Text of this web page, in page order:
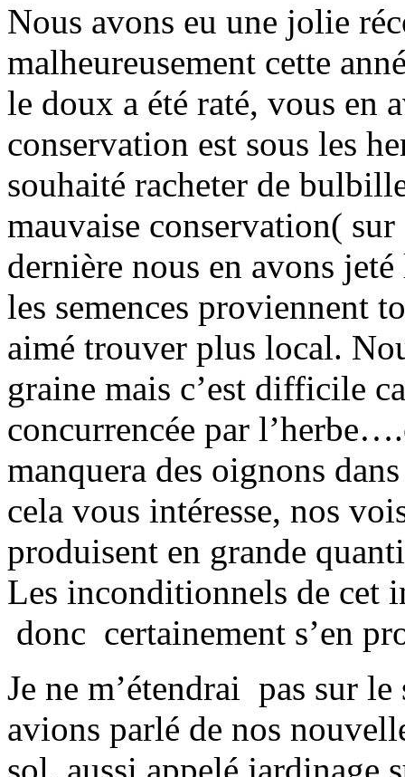
Nous avons eu une jolie
malheureusement cette
le doux a été raté, vous en
conservation est sous les
souhaité racheter de
mauvaise conservation( sur
dernière nous en avons
les semences proviennent
aimé trouver plus local.
graine mais c’est difficile
concurrencée par
manquera des oignons
cela vous intéresse, nos
produisent en grande
Les inconditionnels de cet
donc certainement s’en
Je ne m’étendrai pas sur
avions parlé de nos
sol, aussi appelé